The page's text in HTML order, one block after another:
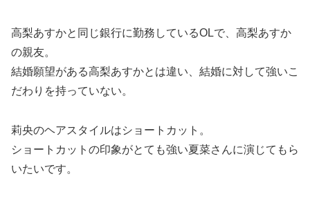
高梨あすかと同じ銀行に勤務しているOLで、高梨あすか
の親友。
結婚願望がある高梨あすかとは違い、結婚に対して強いこ
だわりを持っていない。
莉央のヘアスタイルはショートカット。
ショートカットの印象がとても強い夏菜さんに演じてもら
いたいです。